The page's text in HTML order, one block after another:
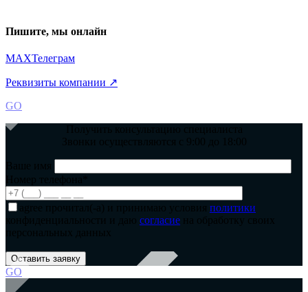
Пишите, мы онлайн
MAXТелеграм
Реквизиты компании ↗
GO
Получить консультацию специалиста
Звонки осуществляются с 9:00 до 18:00
Ваше имя
Номер телефона*
agree прочитал(-а) и принимаю условия политики
конфиденциальности и даю согласие на обработку своих
персональных данных
GO